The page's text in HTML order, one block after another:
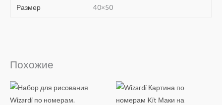
Размер 40×50
Похожие